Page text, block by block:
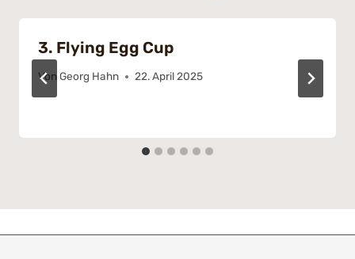
3. Flying Egg Cup
Von Georg Hahn 22. April 2025